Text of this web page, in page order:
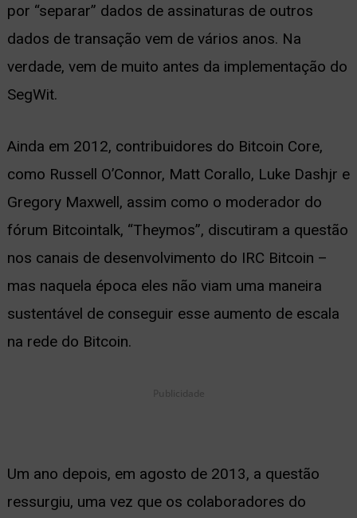
por “separar” dados de assinaturas de outros
dados de transação vem de vários anos. Na
verdade, vem de muito antes da implementação do
SegWit.
Ainda em 2012, contribuidores do Bitcoin Core,
como Russell O’Connor, Matt Corallo, Luke Dashjr e
Gregory Maxwell, assim como o moderador do
fórum Bitcointalk, “Theymos”, discutiram a questão
nos canais de desenvolvimento do IRC Bitcoin –
mas naquela época eles não viam uma maneira
sustentável de conseguir esse aumento de escala
na rede do Bitcoin.
Publicidade
Um ano depois, em agosto de 2013, a questão
ressurgiu, uma vez que os colaboradores do